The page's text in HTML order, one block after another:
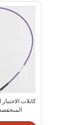
كابلات الاختبار
المنخفضة 110G للمختبر